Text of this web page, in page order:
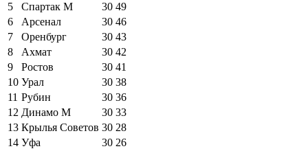
5
Спартак М 30 49
6
Арсенал 30 46
7
Оренбург 30 43
8
Ахмат 30 42
9
Ростов 30 41
10 Урал 30 38
11 Рубин 30 36
12 Динамо М 30 33
13 Крылья Советов 30 28
14 Уфа 30 26